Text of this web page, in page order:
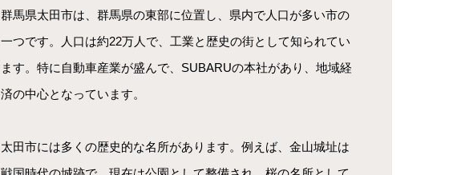
群馬県太田市は、群馬県の東部に位置し、県内で人口が多い市の
一つです。人口は約22万人で、工業と歴史の街として知られてい
ます。特に自動車産業が盛んで、SUBARUの本社があり、地域経
済の中心となっています。
太田市には多くの歴史的な名所があります。例えば、金山城址は